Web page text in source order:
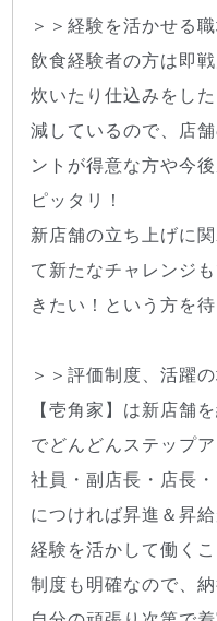
＞＞経験を活かせる職
飲食経験者の方は即
炊いたり仕込みをし
減しているので、店
ントが得意な方や今
ピッタリ！
新店舗の立ち上げに
て新たなチャレンジ
きたい！という方を待
＞＞評価制度、活躍の
【壱角家】は新店舗
でどんどんステップ
社員・副店長・店長
につければ昇進＆昇
経験を活かして働く
制度も明確なので、